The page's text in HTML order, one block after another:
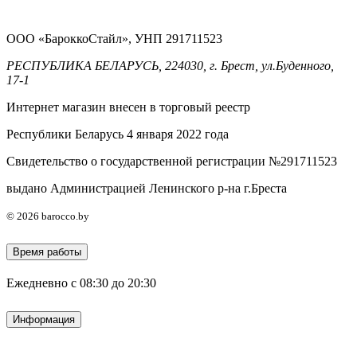
ООО «БароккоСтайл», УНП 291711523
РЕСПУБЛИКА БЕЛАРУСЬ, 224030, г. Брест, ул.Буденного,
17-1
Интернет магазин внесен в торговый реестр
Республики Беларусь 4 января 2022 года
Свидетельство о государственной регистрации №291711523
выдано Администрацией Ленинского р-на г.Бреста
© 2026 barocco.by
Время работы
Ежедневно с 08:30 до 20:30
Информация